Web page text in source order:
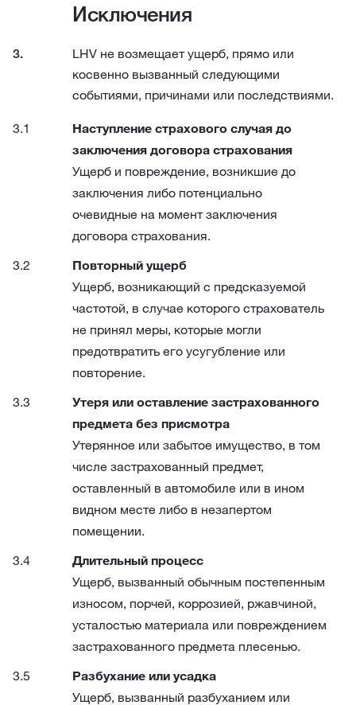
Исключения
LHV не возмещает ущерб, прямо или
косвенно вызванный следующими
событиями, причинами или последствиями.
Наступление страхового случая до
заключения договора страхования
Ущерб и повреждение, возникшие до
заключения либо потенциально
очевидные на момент заключения
договора страхования.
Повторный ущерб
Ущерб, возникающий с предсказуемой
частотой, в случае которого страхователь
не принял меры, которые могли
предотвратить его усугубление или
повторение.
Утеря или оставление застрахованного
предмета без присмотра
Утерянное или забытое имущество, в том
числе застрахованный предмет,
оставленный в автомобиле или в ином
видном месте либо в незапертом
помещении.
Длительный процесс
Ущерб, вызванный обычным постепенным
износом, порчей, коррозией, ржавчиной,
усталостью материала или повреждением
застрахованного предмета плесенью.
Разбухание или усадка
Ущерб, вызванный разбуханием или